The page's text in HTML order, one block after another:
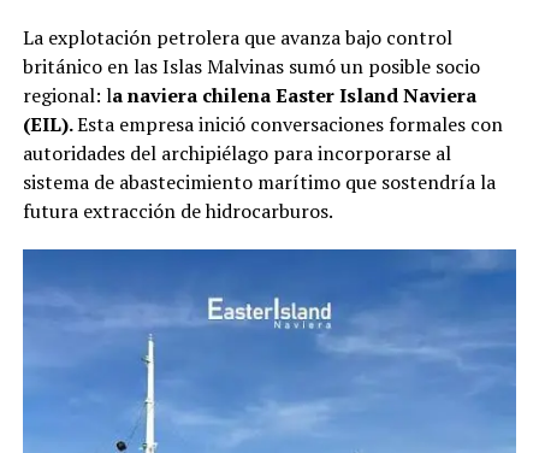
La explotación petrolera que avanza bajo control
británico en las Islas Malvinas sumó un posible socio
regional: la naviera chilena Easter Island Naviera
(EIL).Esta empresa inició conversaciones formales con
autoridades del archipiélago para incorporarse al
sistema de abastecimiento marítimo que sostendría la
futura extracción de hidrocarburos.